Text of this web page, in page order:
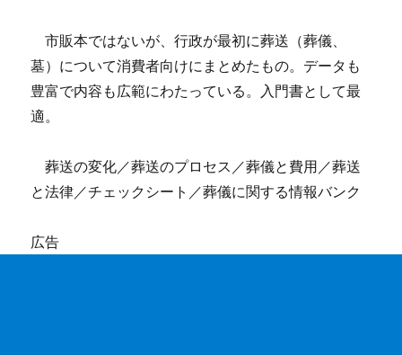
市販本ではないが、行政が最初に葬送（葬儀、
墓）について消費者向けにまとめたもの。データも
豊富で内容も広範にわたっている。入門書として最
適。
葬送の変化／葬送のプロセス／葬儀と費用／葬送
と法律／チェックシート／葬儀に関する情報バンク
広告